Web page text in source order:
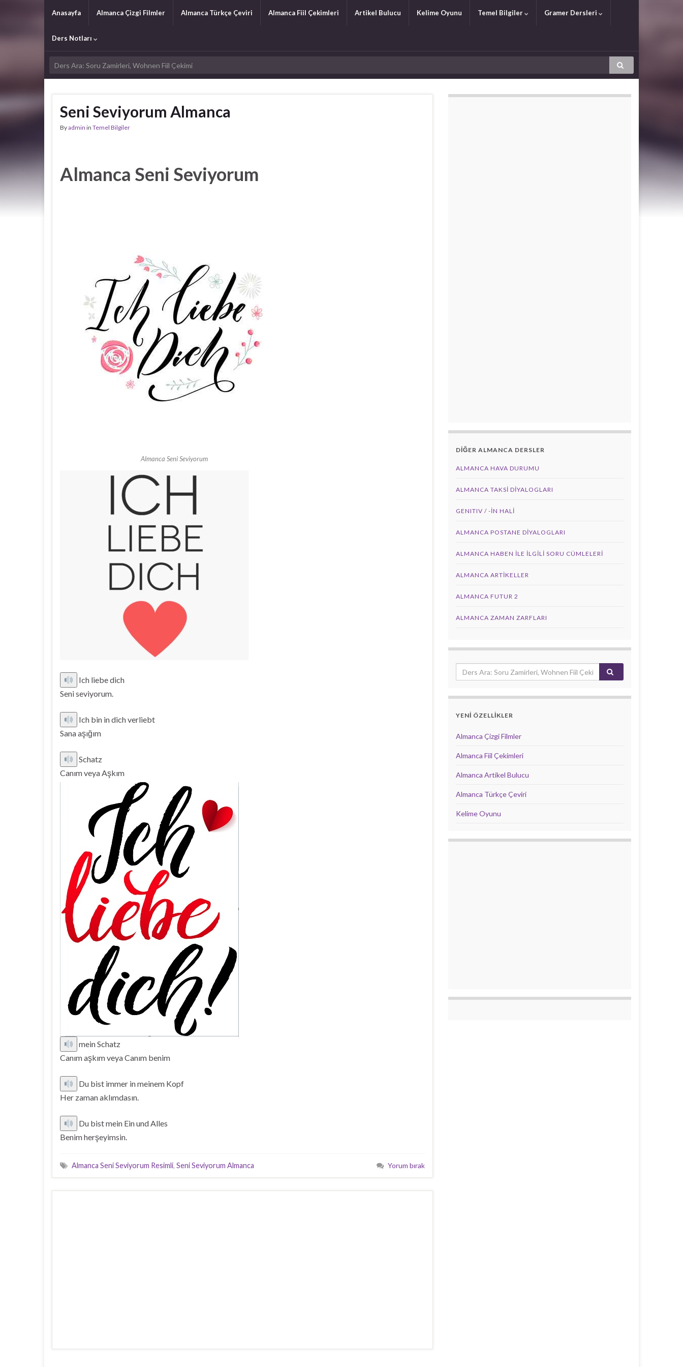
Anasayfa Almanca Çizgi Filmler Almanca Türkçe Çeviri Almanca Fiil Çekimleri Artikel Bulucu Kelime Oyunu Temel Bilgiler Gramer Dersleri
Ders Notları
Seni Seviyorum Almanca
Byadmin in Temel Bilgiler
Almanca Seni Seviyorum
Almanca Seni Seviyorum
Ich liebe dich
Seni seviyorum.
Ich bin in dich verliebt
Sana aşığım
Schatz
Canım veya Aşkım
mein Schatz
Canım aşkım veya Canım benim
Du bist immer in meinem Kopf
Her zaman aklımdasın.
Du bist mein Ein und Alles
Benim herşeyimsin.
Almanca Seni Seviyorum Resimli, Seni Seviyorum Almanca Yorum bırak
DİĞER ALMANCA DERSLER
ALMANCA HAVA DURUMU
ALMANCA TAKSI DIYALOGLARI
GENITIV / -İN HALİ
ALMANCA POSTANE DIYALOGLARI
ALMANCA HABEN İLE İLGILI SORU CÜMLELERI
ALMANCA ARTIKELLER
ALMANCA FUTUR 2
ALMANCA ZAMAN ZARFLARI
YENİ ÖZELLİKLER
Almanca Çizgi Filmler
Almanca Fiil Çekimleri
Almanca Artikel Bulucu
Almanca Türkçe Çeviri
Kelime Oyunu